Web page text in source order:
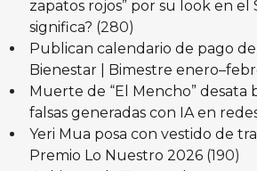
zapatos rojos” por su look en el
significa? (280)
Publican calendario de pago
Bienestar | Bimestre
Muerte de “El Mencho” desata
falsas generadas con IA en
Yeri Mua posa con vestido de
Premio Lo Nuestro 2026 (190)